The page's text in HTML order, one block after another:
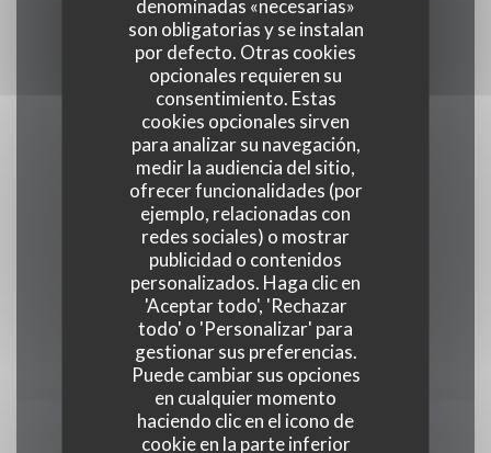
denominadas «necesarias»
son obligatorias y se instalan
por defecto. Otras cookies
opcionales requieren su
consentimiento. Estas
cookies opcionales sirven
para analizar su navegación,
medir la audiencia del sitio,
ofrecer funcionalidades (por
ejemplo, relacionadas con
redes sociales) o mostrar
publicidad o contenidos
personalizados. Haga clic en
'Aceptar todo', 'Rechazar
todo' o 'Personalizar' para
gestionar sus preferencias.
Puede cambiar sus opciones
en cualquier momento
haciendo clic en el icono de
cookie en la parte inferior
Tipo de negocio
Pizzería, Restaurant Gastronomique Italien
Servicios
No perros
Métodos de pago
Amex, Apple Pay, American Express, Pago móvil,
Sin contacto, Eurocard/Mastercard, Tickets
restaurante, Efectivo, Visa, Tarjeta de Crédito